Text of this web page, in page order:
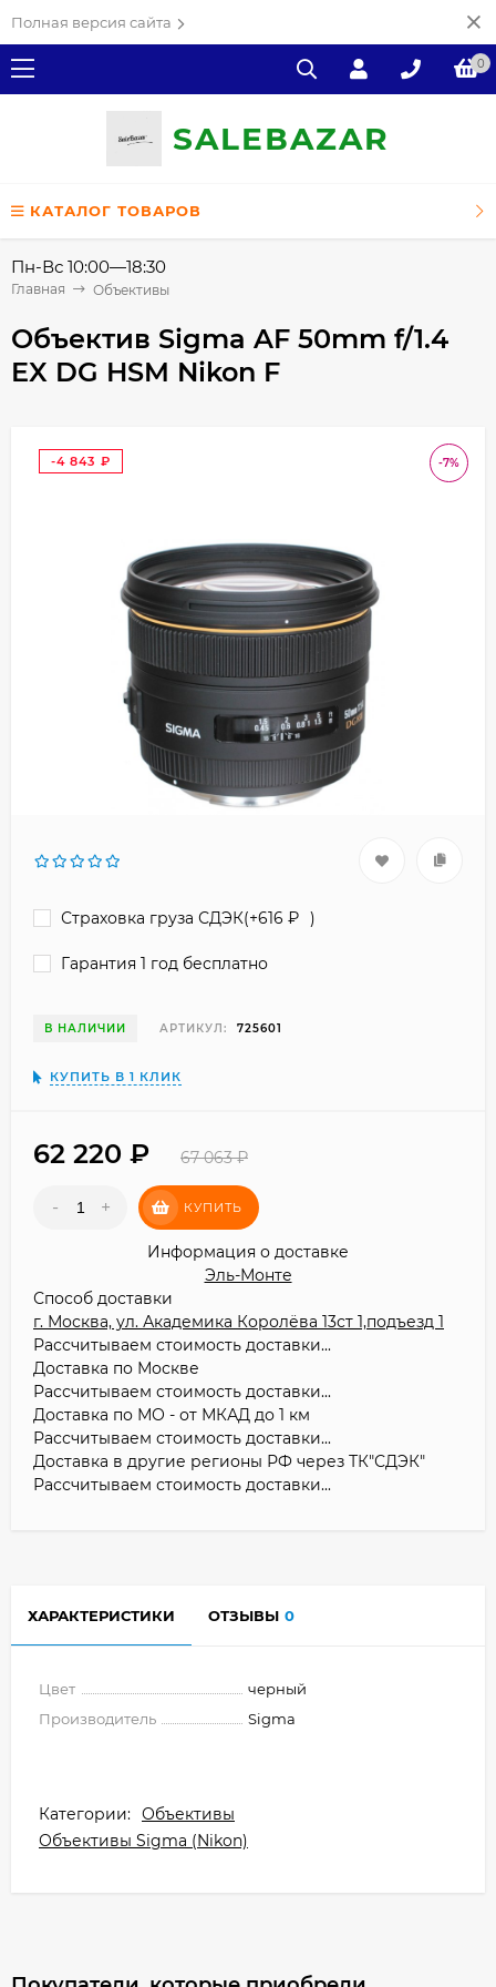
Полная версия сайта
0
SALEВAZAR
КАТАЛОГ ТОВАРОВ
Пн-Вс 10:00—18:30
Главная Объективы
Объектив Sigma AF 50mm f/1.4
EX DG HSM Nikon F
-7%
-4 843
Страховка груза СДЭК(+616 )
Гарантия 1 год бесплатно
В НАЛИЧИИ АРТИКУЛ: 725601
КУПИТЬ В 1 КЛИК
62 220 67 063
- + КУПИТЬ
Информация о доставке
Эль-Монте
Способ доставки
г. Москва, ул. Академика Королёва 13ст 1,подъезд 1
Рассчитываем стоимость доставки...
Доставка по Москве
Рассчитываем стоимость доставки...
Доставка по МО - от МКАД до 1 км
Рассчитываем стоимость доставки...
Доставка в другие регионы РФ через ТК"СДЭК"
Рассчитываем стоимость доставки...
ХАРАКТЕРИСТИКИ ОТЗЫВЫ 0
Цвет
черный
Производитель
Sigma
Категории: Объективы
Объективы Sigma (Nikon)